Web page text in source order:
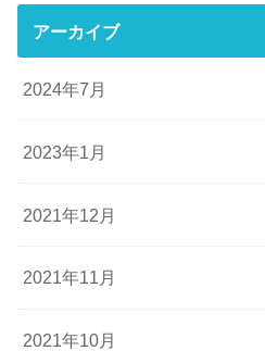
アーカイブ
2024年7月
2023年1月
2021年12月
2021年11月
2021年10月